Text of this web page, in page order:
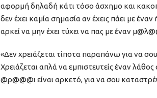
αφορμή δηλαδή κάτι τόσο άσχημο και
δεν έχει καμία σημασία αν έχεις πάει με
αρκεί να μην έχει τύχει να πας με έναν
«Δεν χρειάζεται τίποτα παραπάνω για να
Χρειάζεται απλά να εμπιστευτείς έναν
@ρ@@@ι είναι αρκετό, για να σου